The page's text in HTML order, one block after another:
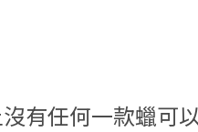
有任何一款蠟可